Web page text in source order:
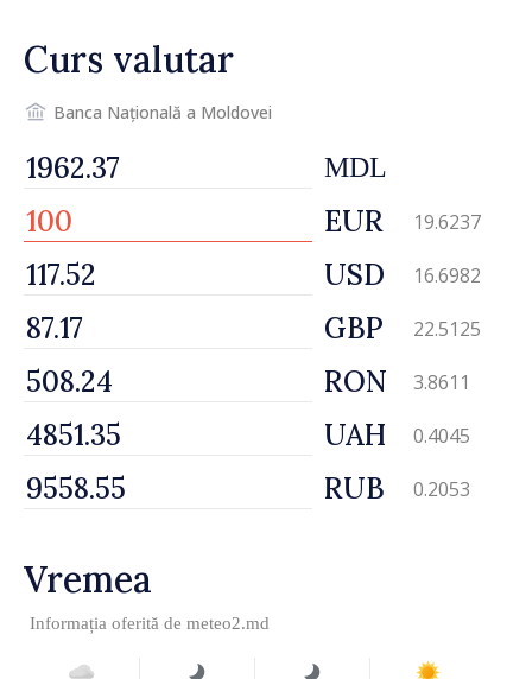
Curs valutar
Banca Națională a Moldovei
MDL
EUR 19.6237
USD 16.6982
GBP 22.5125
RON 3.8611
UAH 0.4045
RUB 0.2053
Vremea
Informația oferită de meteo2.md